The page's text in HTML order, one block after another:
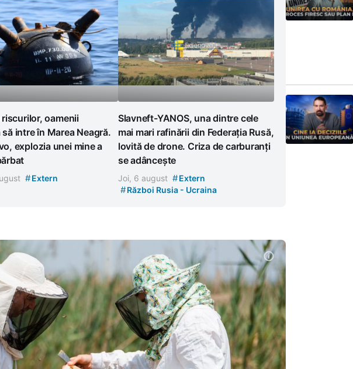
oamenii
intre în Marea Neagră.
explozia unei mine a
#Extern
Slavneft-YANOS, una dintre cele
mai mari rafinării din Federația Rusă,
lovită de drone. Criza de carburanți
se adâncește
Joi, 6 august #Extern
#Război Rusia - Ucraina